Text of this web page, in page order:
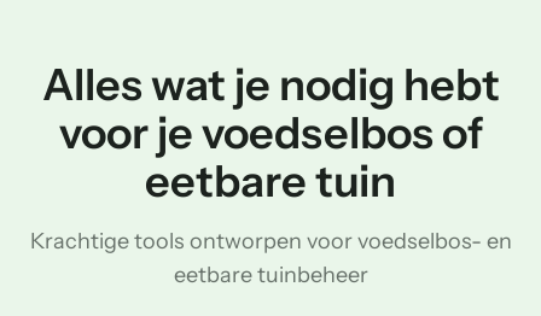
Alles wat je nodig hebt
voor je voedselbos of
eetbare tuin
Krachtige tools ontworpen voor voedselbos- en
eetbare tuinbeheer